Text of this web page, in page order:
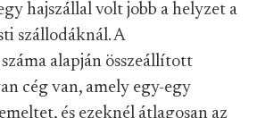
hajszállal volt jobb a helyzet a
szállodáknál. A
alapján összeállított
cég van, amely egy-egy
és ezeknél átlagosan az